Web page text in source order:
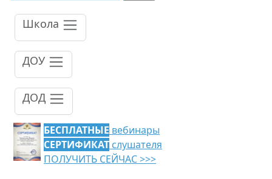
Школа
ДОУ
ДОД
БЕСПЛАТНЫЕ вебинары
СЕРТИФИКАТ слушателя
ПОЛУЧИТЬ СЕЙЧАС >>>